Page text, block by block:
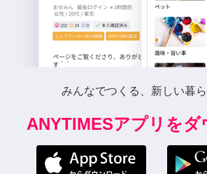
みんなでつくる、新しい暮ら
ANYTIMESアプリをダ